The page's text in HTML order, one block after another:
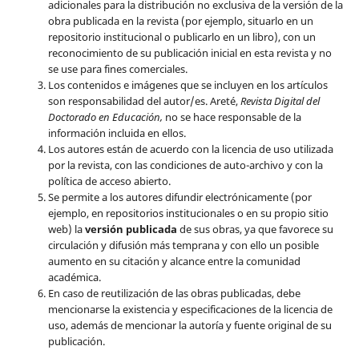
adicionales para la distribución no exclusiva de la versión de la
obra publicada en la revista (por ejemplo, situarlo en un
repositorio institucional o publicarlo en un libro), con un
reconocimiento de su publicación inicial en esta revista y no
se use para fines comerciales.
Los contenidos e imágenes que se incluyen en los artículos
son responsabilidad del autor/es. Areté,Revista Digital del
Doctorado en Educación, no se hace responsable de la
información incluida en ellos.
Los autores están de acuerdo con la licencia de uso utilizada
por la revista, con las condiciones de auto-archivo y con la
política de acceso abierto.
Se permite a los autores difundir electrónicamente (por
ejemplo, en repositorios institucionales o en su propio sitio
web) laversión publicada de sus obras, ya que favorece su
circulación y difusión más temprana y con ello un posible
aumento en su citación y alcance entre la comunidad
académica.
En caso de reutilización de las obras publicadas, debe
mencionarse la existencia y especificaciones de la licencia de
uso, además de mencionar la autoría y fuente original de su
publicación.